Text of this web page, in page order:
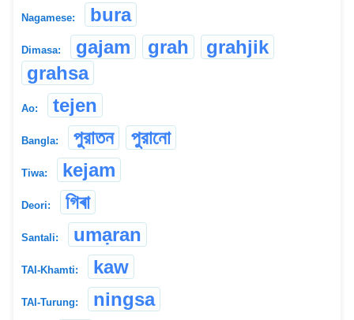
Nagamese: bura
Dimasa: gajam grah
grahjik
grahsa
Ao: tejen
Bangla: পুরাতন পুরানো
Tiwa: kejam
Deori: গিৰা
Santali: umạran
TAI-Khamti: kaw
TAI-Turung: ningsa